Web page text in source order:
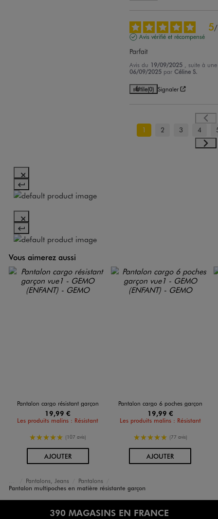
5/
Avis vérifié et récompensé
Parfait
Avis du 19/09/2025
, suite à
06/09/2025 parCéline S.
Utile(0) Signaler
1 2 3 4
Vous aimerez aussi
Pantalon cargo résistant garçon
19,99 €
Les produits malins : Résistant
5/5 de moyenne
(107 avis)
AJOUTERAU PANIER
Pantalon cargo 6 poches garçon
19,99 €
Les produits malins : Résistant
5/5 de moyenne
(77 avis)
AJOUTERAU PANIER
Accueil
Garçon
Vêtements
Pantalons, Jeans
Pantalons
Pantalon multipoches en matière résistante garçon
390 MAGASINS EN FRANCE